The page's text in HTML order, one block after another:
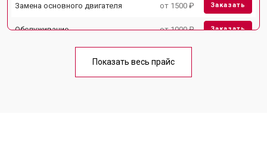
Замена основного двигателя от 1500 ₽ Заказать
Обслуживание от 1000 ₽ Заказать
Замена блока питания от 1000 ₽
Показать весь прайс